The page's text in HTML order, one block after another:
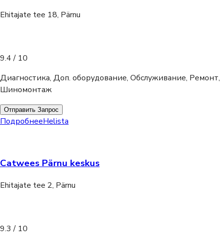
Ehitajate tee 18, Pärnu
9.4 / 10
Диагностика, Доп. оборудование, Обслуживание, Ремонт,
Шиномонтаж
Отправить Запрос
ПодробнееHelista
Catwees Pärnu keskus
Ehitajate tee 2, Pärnu
9.3 / 10